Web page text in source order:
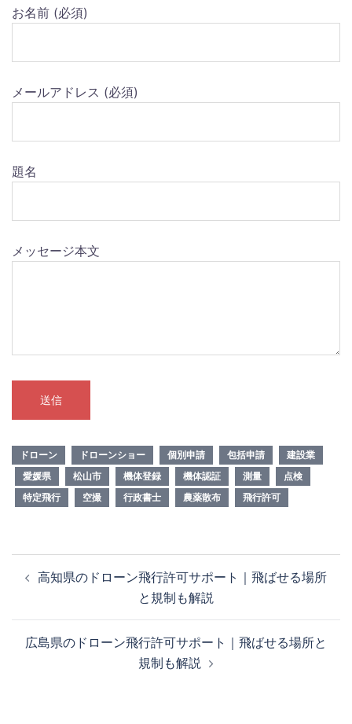
お名前 (必須)
メールアドレス (必須)
題名
メッセージ本文
ドローン ドローンショー 個別申請 包括申請
建設業
愛媛県
松山市 機体登録 機体認証 測量
点検
特定飛行
空撮 行政書士 農薬散布 飛行許可
稿
ゲ
高知県のドローン飛行許可サポート｜飛ばせる場所
と規制も解説
広島県のドローン飛行許可サポート｜飛ばせる場所と
規制も解説